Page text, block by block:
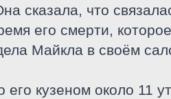
сказала, что
его смерти,
Майкла в своём
кузеном около 11